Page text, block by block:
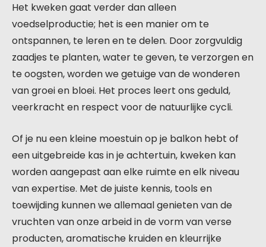
Het kweken gaat verder dan alleen
voedselproductie; het is een manier om te
ontspannen, te leren en te delen. Door zorgvuldig
zaadjes te planten, water te geven, te verzorgen en
te oogsten, worden we getuige van de wonderen
van groei en bloei. Het proces leert ons geduld,
veerkracht en respect voor de natuurlijke cycli.
Of je nu een kleine moestuin op je balkon hebt of
een uitgebreide kas in je achtertuin, kweken kan
worden aangepast aan elke ruimte en elk niveau
van expertise. Met de juiste kennis, tools en
toewijding kunnen we allemaal genieten van de
vruchten van onze arbeid in de vorm van verse
producten, aromatische kruiden en kleurrijke